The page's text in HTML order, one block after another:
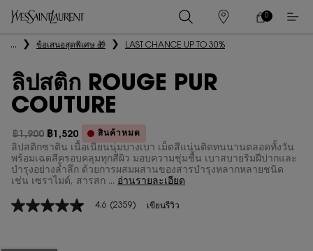
ร้าน
ค้า
ตะกร้า
0
0 PRODUCT IN
เนื้อหาหลัก
... ข้อเสนอสุดพิเศษ 🎁 LAST CHANCE UP TO 30%
ลิปสติก ROUGE PUR
COUTURE
ราคาเก่า
฿1,900
ราคาใหม่
฿1,520 สินค้าหมด
ลิปสติกซาติน เนื้อเนียนนุ่มบางเบา เม็ดสีแน่นติดทนนานตลอดทั้งวัน
พร้อมเฉดสีครอบคลุมทุกสีผิว มอบความชุ่มชื้น เบาสบายริมฝีปากและ
บำรุงอย่างล้ำลึก ด้วยการผสมผสานของสารบำรุงหลากหลายชนิด
เช่น เซราไมด์, สารสก ... อ่านรายละเอียด
4.6
4.6 (2359) เขียนรีวิว